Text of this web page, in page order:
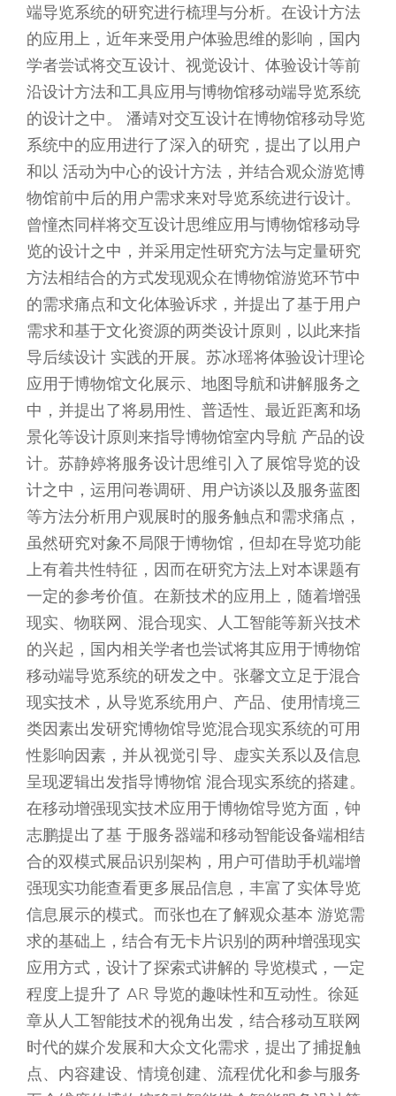
端导览系统的研究进行梳理与分析。在设计方法
的应用上，近年来受用户体验思维的影响，国内
学者尝试将交互设计、视觉设计、体验设计等前
沿设计方法和工具应用与博物馆移动端导览系统
的设计之中。 潘靖对交互设计在博物馆移动导览
系统中的应用进行了深入的研究，提出了以用户
和以 活动为中心的设计方法，并结合观众游览博
物馆前中后的用户需求来对导览系统进行设计。
曾憧杰同样将交互设计思维应用与博物馆移动导
览的设计之中，并采用定性研究方法与定量研究
方法相结合的方式发现观众在博物馆游览环节中
的需求痛点和文化体验诉求，并提出了基于用户
需求和基于文化资源的两类设计原则，以此来指
导后续设计 实践的开展。苏冰瑶将体验设计理论
应用于博物馆文化展示、地图导航和讲解服务之
中，并提出了将易用性、普适性、最近距离和场
景化等设计原则来指导博物馆室内导航 产品的设
计。苏静婷将服务设计思维引入了展馆导览的设
计之中，运用问卷调研、用户访谈以及服务蓝图
等方法分析用户观展时的服务触点和需求痛点，
虽然研究对象不局限于博物馆，但却在导览功能
上有着共性特征，因而在研究方法上对本课题有
一定的参考价值。在新技术的应用上，随着增强
现实、物联网、混合现实、人工智能等新兴技术
的兴起，国内相关学者也尝试将其应用于博物馆
移动端导览系统的研发之中。张馨文立足于混合
现实技术，从导览系统用户、产品、使用情境三
类因素出发研究博物馆导览混合现实系统的可用
性影响因素，并从视觉引导、虚实关系以及信息
呈现逻辑出发指导博物馆 混合现实系统的搭建。
在移动增强现实技术应用于博物馆导览方面，钟
志鹏提出了基 于服务器端和移动智能设备端相结
合的双模式展品识别架构，用户可借助手机端增
强现实功能查看更多展品信息，丰富了实体导览
信息展示的模式。而张也在了解观众基本 游览需
求的基础上，结合有无卡片识别的两种增强现实
应用方式，设计了探索式讲解的 导览模式，一定
程度上提升了 AR 导览的趣味性和互动性。徐延
章从人工智能技术的视角出发，结合移动互联网
时代的媒介发展和大众文化需求，提出了捕捉触
点、内容建设、情境创建、流程优化和参与服务